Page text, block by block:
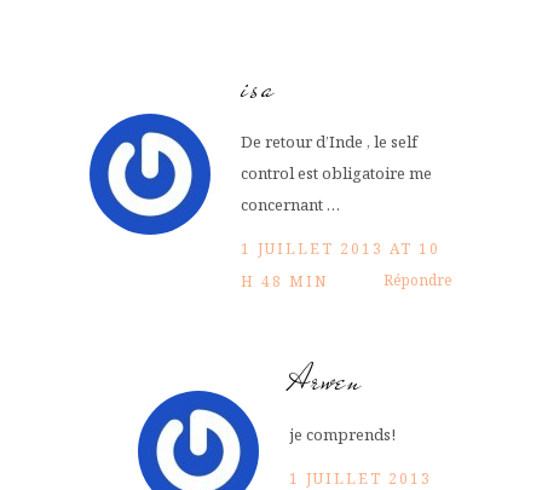
isa
De retour d’Inde , le self
control est obligatoire me
concernant …
1 JUILLET 2013 AT 10
H 48 MIN
Répondre
Arwen
je comprends!
1 JUILLET 2013